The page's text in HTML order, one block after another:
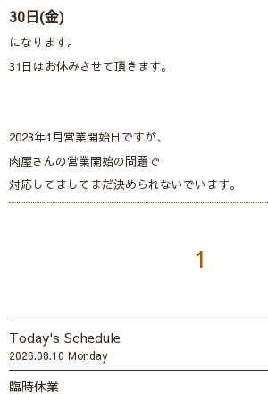
30日(金)
になります。
31日はお休みさせて頂きます。
2023年1月営業開始日ですが、
肉屋さんの営業開始の問題で
対応してましてまだ決められないでいます。
1
Today's Schedule
2026.08.10 Monday
臨時休業